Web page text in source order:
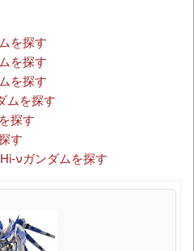
を探す
を探す
を探す
ムを探す
探す
す
νガンダムを探す